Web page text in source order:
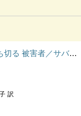
バナンスによる包括的アプローチ
訳